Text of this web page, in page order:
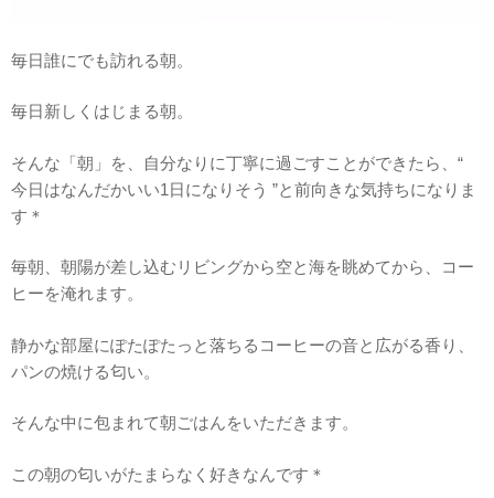
毎日誰にでも訪れる朝。
毎日新しくはじまる朝。
そんな「朝」を、自分なりに丁寧に過ごすことができたら、“
今日はなんだかいい1日になりそう ”と前向きな気持ちになりま
す＊
毎朝、朝陽が差し込むリビングから空と海を眺めてから、コー
ヒーを淹れます。
静かな部屋にぽたぽたっと落ちるコーヒーの音と広がる香り、
パンの焼ける匂い。
そんな中に包まれて朝ごはんをいただきます。
この朝の匂いがたまらなく好きなんです＊